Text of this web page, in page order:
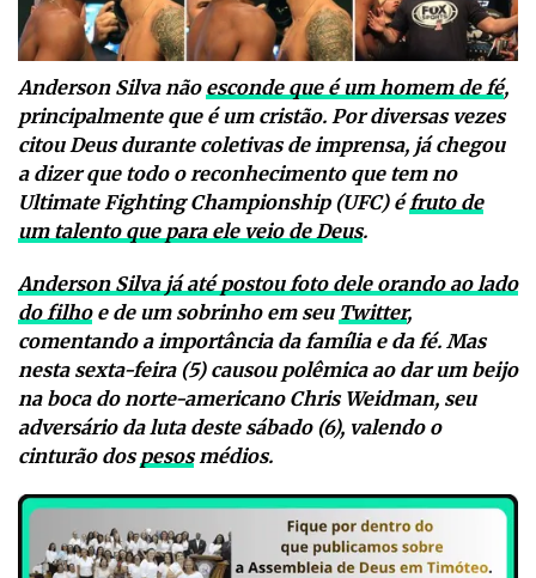
Anderson Silva não esconde que é um homem de fé,
principalmente que é um cristão. Por diversas vezes
citou Deus durante coletivas de imprensa, já chegou
a dizer que todo o reconhecimento que tem no
Ultimate Fighting Championship (UFC) é fruto de
um talento que para ele veio de Deus.
Anderson Silva já até postou foto dele orando ao lado
do filhoe de um sobrinho em seu Twitter,
comentando a importância da família e da fé. Mas
nesta sexta-feira (5) causou polêmica ao dar um beijo
na boca do norte-americano Chris Weidman, seu
adversário da luta deste sábado (6), valendo o
cinturão dos pesosmédios.